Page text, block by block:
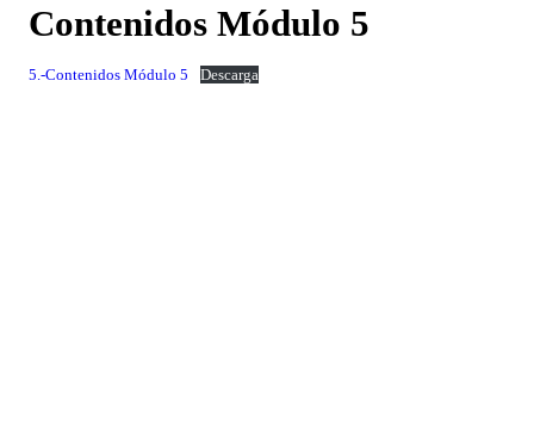
Contenidos Módulo 5
5.-Contenidos Módulo 5 Descarga